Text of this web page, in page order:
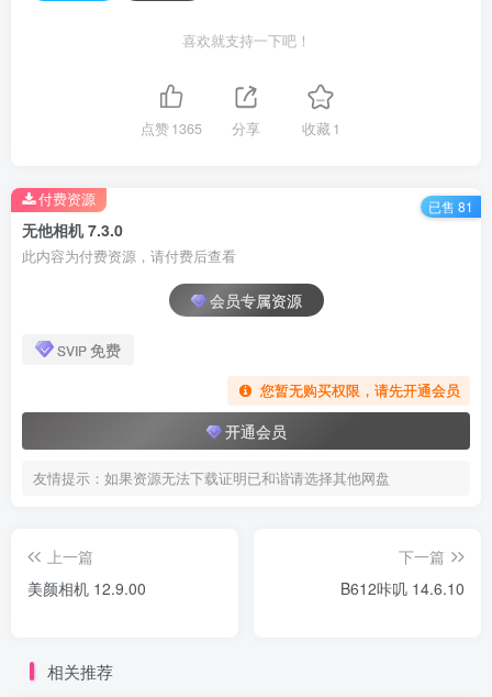
喜欢就支持一下吧！
点赞1365 分享 收藏 1
无他相机 7.3.0
此内容为付费资源，请付费后查看
会员专属资源
SVIP免费
您暂无购买权限，请先开通会员
开通会员
友情提示：如果资源无法下载证明已和谐请选择其他网盘
付费资源 已售 81
上一篇
美颜相机 12.9.00
下一篇
B612咔叽 14.6.10
相关推荐